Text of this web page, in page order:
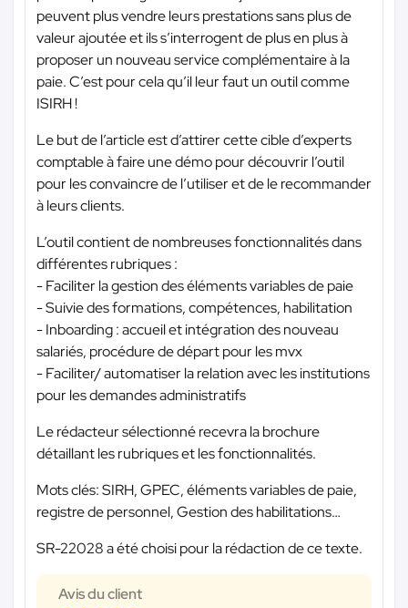
peuvent plus vendre leurs prestations sans plus de
valeur ajoutée et ils s’interrogent de plus en plus à
proposer un nouveau service complémentaire à la
paie. C’est pour cela qu’il leur faut un outil comme
ISIRH !
Le but de l’article est d’attirer cette cible d’experts
comptable à faire une démo pour découvrir l’outil
pour les convaincre de l’utiliser et de le recommander
à leurs clients.
L’outil contient de nombreuses fonctionnalités dans
différentes rubriques :
- Faciliter la gestion des éléments variables de paie
- Suivie des formations, compétences, habilitation
- Inboarding : accueil et intégration des nouveau
salariés, procédure de départ pour les mvx
- Faciliter/ automatiser la relation avec les institutions
pour les demandes administratifs
Le rédacteur sélectionné recevra la brochure
détaillant les rubriques et les fonctionnalités.
Mots clés: SIRH, GPEC, éléments variables de paie,
registre de personnel, Gestion des habilitations…
SR-22028 a été choisi pour la rédaction de ce texte.
Avis du client